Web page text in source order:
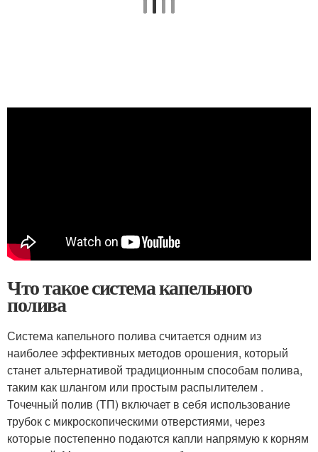
Что такое система капельного
полива
Система капельного полива считается одним из
наиболее эффективных методов орошения, который
станет альтернативой традиционным способам полива,
таким как шлангом или простым распылителем .
Точечный полив (ТП) включает в себя использование
трубок с микроскопическими отверстиями, через
которые постепенно подаются капли напрямую к корням